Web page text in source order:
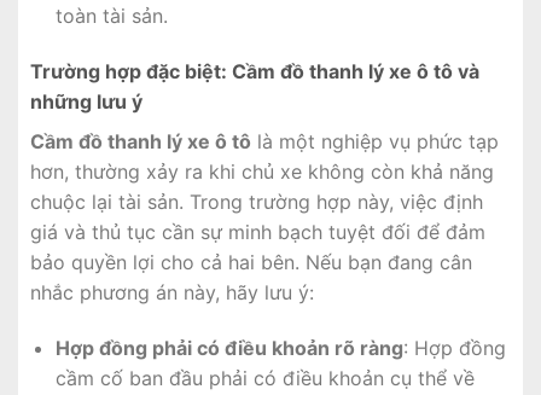
toàn tài sản.
Trường hợp đặc biệt: Cầm đồ thanh lý xe ô tô và
những lưu ý
Cầm đồ thanh lý xe ô tô là một nghiệp vụ phức tạp
hơn, thường xảy ra khi chủ xe không còn khả năng
chuộc lại tài sản. Trong trường hợp này, việc định
giá và thủ tục cần sự minh bạch tuyệt đối để đảm
bảo quyền lợi cho cả hai bên. Nếu bạn đang cân
nhắc phương án này, hãy lưu ý:
Hợp đồng phải có điều khoản rõ ràng: Hợp đồng
cầm cố ban đầu phải có điều khoản cụ thể về